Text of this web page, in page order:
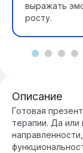
выражать
росту.
Описание
Готовая
терапии. Да